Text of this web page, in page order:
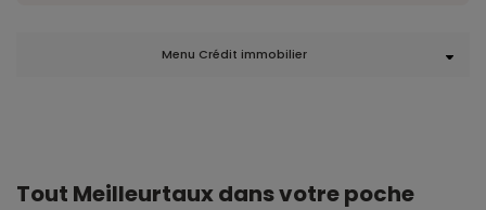
Menu Crédit immobilier
Tout Meilleurtaux dans votre poche